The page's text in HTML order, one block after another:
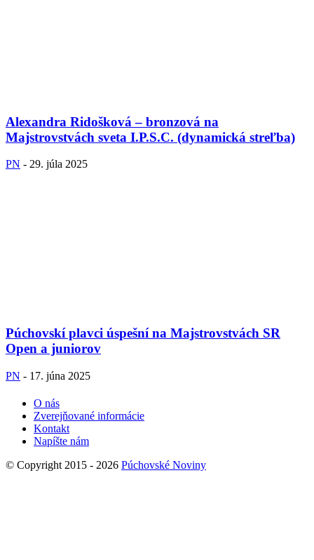
Alexandra Ridošková – bronzová na
Majstrovstvách sveta I.P.S.C. (dynamická streľba)
PN - 29. júla 2025
Púchovskí plavci úspešní na Majstrovstvách SR
Open a juniorov
PN - 17. júna 2025
O nás
Zverejňované informácie
Kontakt
Napíšte nám
© Copyright 2015 - 2026 Púchovské Noviny